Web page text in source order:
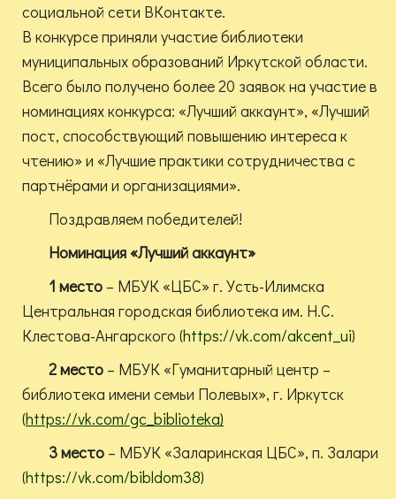
социальной сети ВКонтакте.
В конкурсе приняли участие библиотеки
муниципальных образований Иркутской области.
Всего было получено более 20 заявок на участие в
номинациях конкурса: «Лучший аккаунт», «Лучший
пост, способствующий повышению интереса к
чтению» и «Лучшие практики сотрудничества с
партнёрами и организациями».
Поздравляем победителей!
Номинация «Лучший аккаунт»
1 место – МБУК «ЦБС» г. Усть-Илимска
Центральная городская библиотека им. Н.С.
Клестова-Ангарского (https://vk.com/akcent_ui)
2 место – МБУК «Гуманитарный центр –
библиотека имени семьи Полевых», г. Иркутск
(https://vk.com/gc_biblioteka)
3 место – МБУК «Заларинская ЦБС», п. Залари
(https://vk.com/bibldom38)